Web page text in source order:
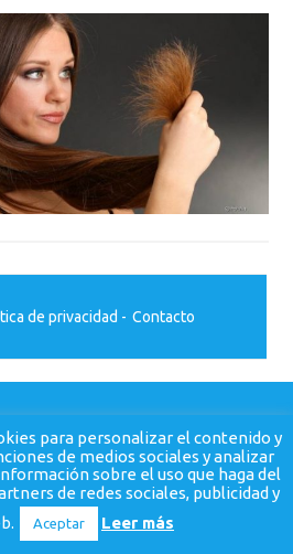
de privacidad - Contacto
para personalizar el contenido y
de medios sociales y analizar
sobre el uso que haga del
de redes sociales, publicidad y
Aceptar Leer más